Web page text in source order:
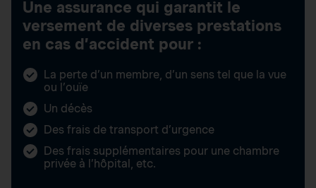
Une assurance qui garantit le
versement de diverses prestations
en cas d’accident pour :
La perte d’un membre, d’un sens tel que la vue
ou l’ouïe
Un décès
Des frais de transport d’urgence
Des frais supplémentaires pour une chambre
privée à l’hôpital, etc.